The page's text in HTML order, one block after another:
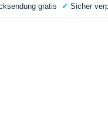
gratis ✓ Sicher